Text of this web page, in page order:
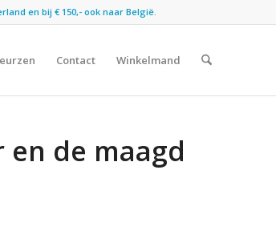
en bij € 150,- ook naar België.
Contact Winkelmand
en de maagd